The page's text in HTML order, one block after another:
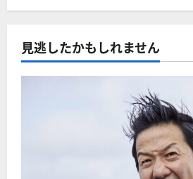
見逃したかもしれません